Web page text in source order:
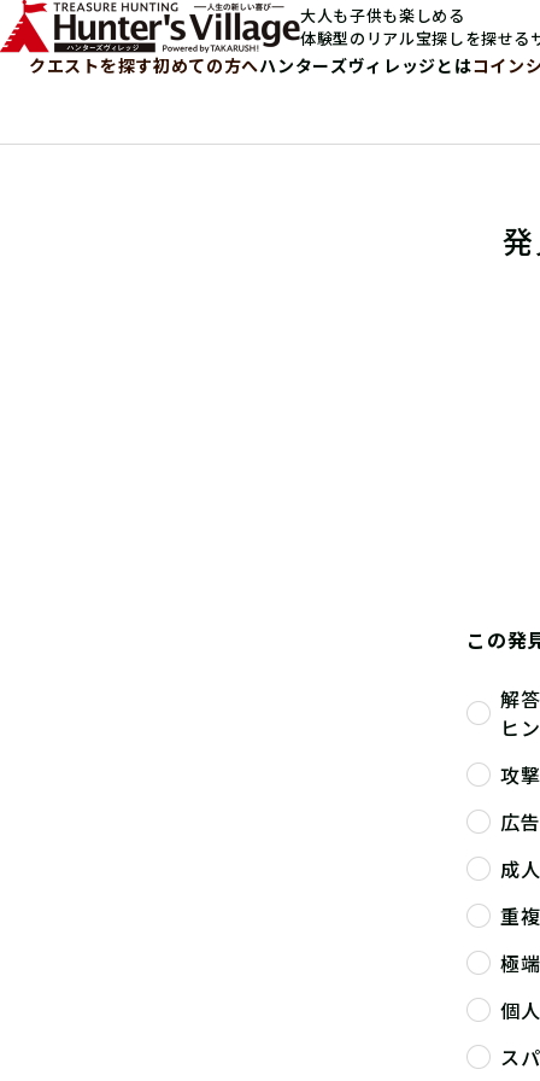
大人も子供も楽しめる
体験型のリアル宝探しを探せる
クエストを探す初めての方へハンターズヴィレッジとはコイン
この発
解
ヒ
攻
広
成
重
極
個
ス